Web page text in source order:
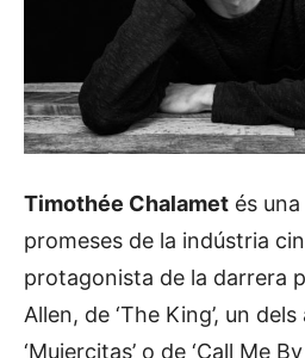
Timothée Chalamet és
promeses de la indústria
protagonista de la darrera
Allen, de ‘The King’, un
‘Mujercitas’ o de ‘Call Me